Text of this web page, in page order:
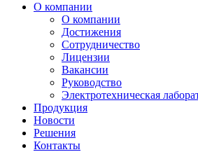
О компании
О компании
Достижения
Сотрудничество
Лицензии
Вакансии
Руководство
Электротехническая
Продукция
Новости
Решения
Контакты